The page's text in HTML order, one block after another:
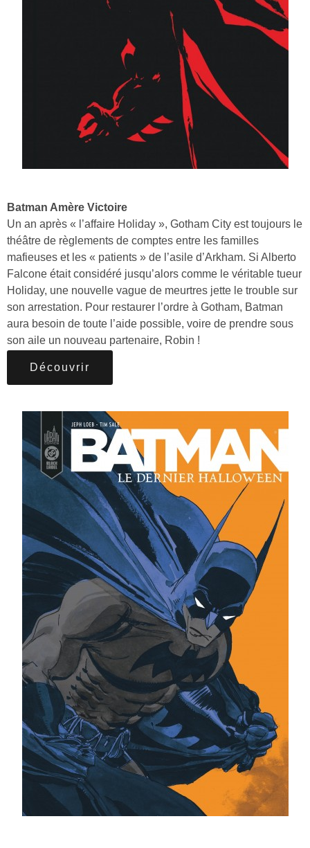
Batman Amère Victoire
Un an après « l’affaire Holiday », Gotham City est toujours le
théâtre de règlements de comptes entre les familles
mafieuses et les « patients » de l’asile d’Arkham. Si Alberto
Falcone était considéré jusqu’alors comme le véritable tueur
Holiday, une nouvelle vague de meurtres jette le trouble sur
son arrestation. Pour restaurer l’ordre à Gotham, Batman
aura besoin de toute l’aide possible, voire de prendre sous
son aile un nouveau partenaire, Robin !
Découvrir